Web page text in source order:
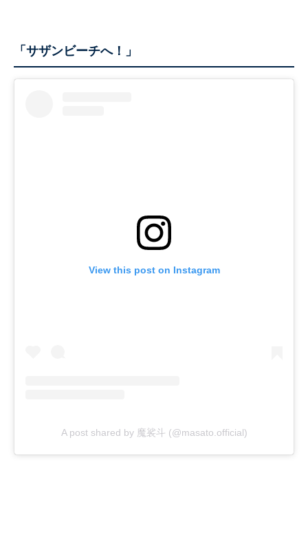
「サザンビーチへ！」
View this post on Instagram
A post shared by 魔裟斗 (@masato.official)